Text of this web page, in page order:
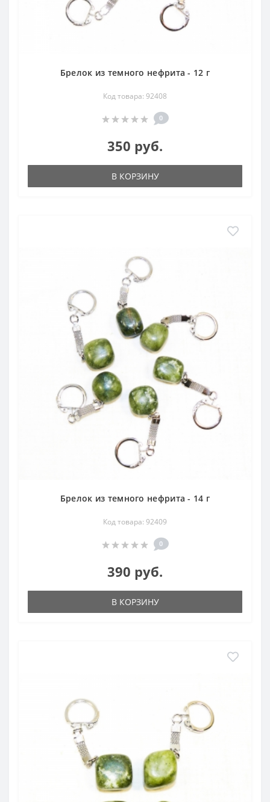
Брелок из темного нефрита - 12 г
Код товара: 92408
0
350 руб.
В КОРЗИНУ
Брелок из темного нефрита - 14 г
Код товара: 92409
0
390 руб.
В КОРЗИНУ